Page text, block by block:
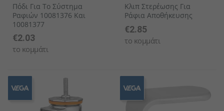
Πόδι Για Το Σύστημα
Ραφιών 10081376 Και
10081377
€2.03
το κομμάτι
Κλιπ Στερέωσης Για
Ράφια Αποθήκευσης
€2.85
το κομμάτι